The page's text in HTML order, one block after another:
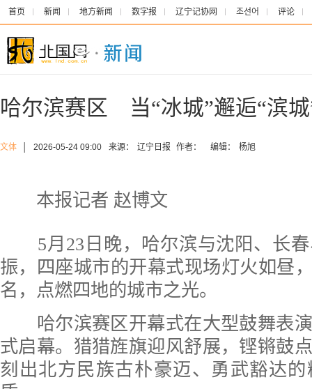
首页 新闻 地方新闻 数字报 辽宁记协网 조선어 评论
哈尔滨赛区 当“冰城”邂逅“滨城
文体 2026-05-24 09:00 来源： 辽宁日报 作者： 编辑： 杨旭
本报记者 赵博文
5月23日晚，哈尔滨与沈阳、长春
振，四座城市的开幕式现场灯火如昼
名，点燃四地的城市之光。
哈尔滨赛区开幕式在大型鼓舞表演
式启幕。猎猎旌旗迎风舒展，铿锵鼓
刻出北方民族古朴豪迈、勇武豁达